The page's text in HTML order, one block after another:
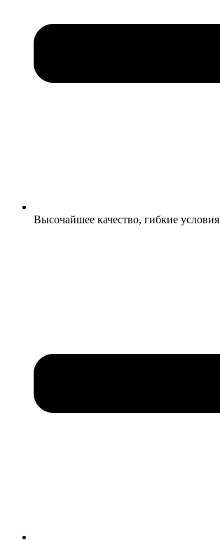
Высочайшее качество, гибкие условия